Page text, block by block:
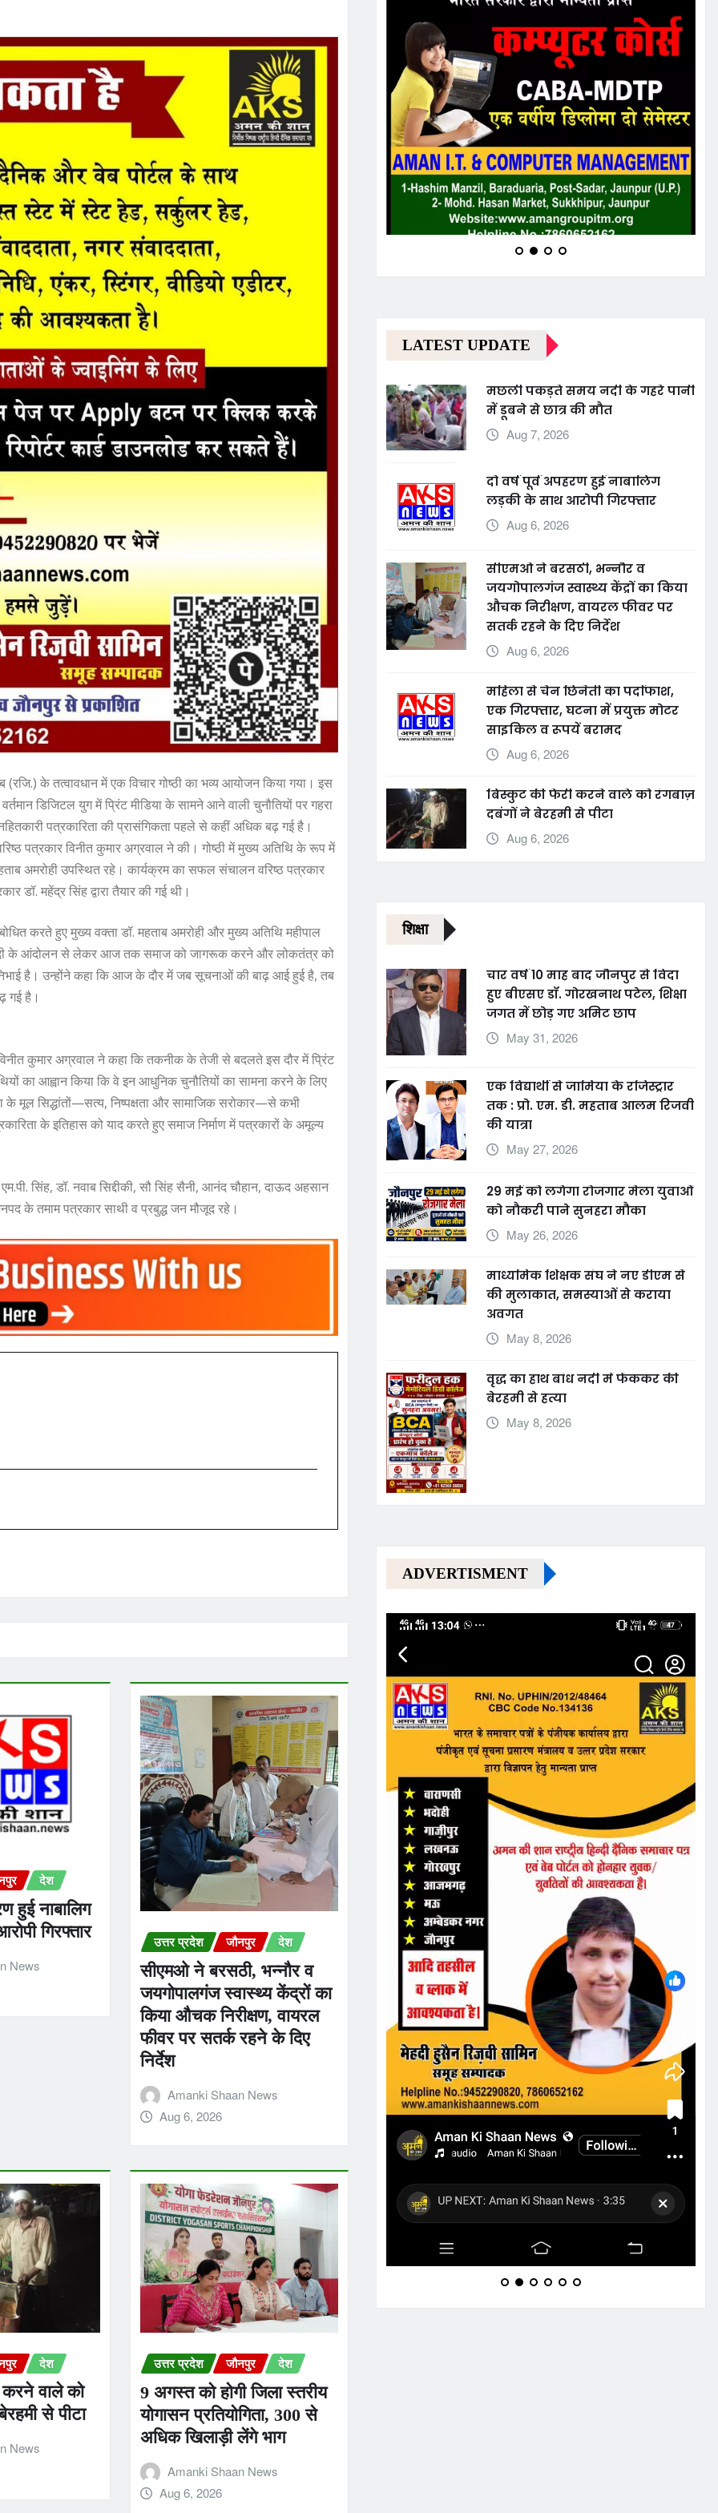
के तत्वावधान में एक विचार गोष्ठी का भव्य आयोजन किया गया। इस
डिजिटल युग में प्रिंट मीडिया के सामने आने वाली चुनौतियों पर गहरा
पत्रकारिता की प्रासंगिकता पहले से कहीं अधिक बढ़ गई है।
पत्रकार विनीत कुमार अग्रवाल ने की। गोष्ठी में मुख्य अतिथि के रूप में
अमरोही उपस्थित रहे। कार्यक्रम का सफल संचालन वरिष्ठ पत्रकार
डॉ. महेंद्र सिंह द्वारा तैयार की गई थी।
करते हुए मुख्य वक्ता डॉ. महताब अमरोही और मुख्य अतिथि महीपाल
के आंदोलन से लेकर आज तक समाज को जागरूक करने और लोकतंत्र को
है। उन्होंने कहा कि आज के दौर में जब सूचनाओं की बाढ़ आई हुई है, तब
गई है।
कुमार अग्रवाल ने कहा कि तकनीक के तेजी से बदलते इस दौर में प्रिंट
का आह्वान किया कि वे इन आधुनिक चुनौतियों का सामना करने के लिए
मूल सिद्धांतों—सत्य, निष्पक्षता और सामाजिक सरोकार—से कभी
के इतिहास को याद करते हुए समाज निर्माण में पत्रकारों के अमूल्य
सिंह, डॉ. नवाब सिद्दीकी, सौ सिंह सैनी, आनंद चौहान, दाऊद अहसान
के तमाम पत्रकार साथी व प्रबुद्ध जन मौजूद रहे।
देश
हुई नाबालिग
गिरफ्तार
News
उत्तर प्रदेश जौनपुर देश
सीएमओ ने बरसठी, भन्नौर व
जयगोपालगंज स्वास्थ्य केंद्रों का
किया औचक निरीक्षण, वायरल
फीवर पर सतर्क रहने के दिए
निर्देश
Amanki Shaan News
Aug 6, 2026
देश
वाले को
से पीटा
News
उत्तर प्रदेश जौनपुर देश
9 अगस्त को होगी जिला स्तरीय
योगासन प्रतियोगिता, 300 से
अधिक खिलाड़ी लेंगे भाग
Amanki Shaan News
Aug 6, 2026
LATEST UPDATE
मछली पकड़ते समय नदी के गहरे पानी
में डूबने से छात्र की मौत
Aug 7, 2026
दो वर्ष पूर्व अपहरण हुई नाबालिग
लड़की के साथ आरोपी गिरफ्तार
Aug 6, 2026
सीएमओ ने बरसठी, भन्नौर व
जयगोपालगंज स्वास्थ्य केंद्रों का किया
औचक निरीक्षण, वायरल फीवर पर
सतर्क रहने के दिए निर्देश
Aug 6, 2026
महिला से चेन छिनैती का पर्दाफाश,
एक गिरफ्तार, घटना में प्रयुक्त मोटर
साइकिल व रूपयें बरामद
Aug 6, 2026
बिस्कुट की फेरी करने वाले को रंगबाज़
दबंगों ने बेरहमी से पीटा
Aug 6, 2026
शिक्षा
चार वर्ष 10 माह बाद जौनपुर से विदा
हुए बीएसए डॉ. गोरखनाथ पटेल, शिक्षा
जगत में छोड़ गए अमिट छाप
May 31, 2026
एक विद्यार्थी से जामिया के रजिस्ट्रार
तक : प्रो. एम. डी. महताब आलम रिजवी
की यात्रा
May 27, 2026
29 मई को लगेगा रोजगार मेला युवाओं
को नौकरी पाने सुनहरा मौका
May 26, 2026
माध्यमिक शिक्षक संघ ने नए डीएम से
की मुलाकात, समस्याओं से कराया
अवगत
May 8, 2026
वृद्ध का हाथ बांध नदी में फेंककर की
बेरहमी से हत्या
May 8, 2026
ADVERTISMENT